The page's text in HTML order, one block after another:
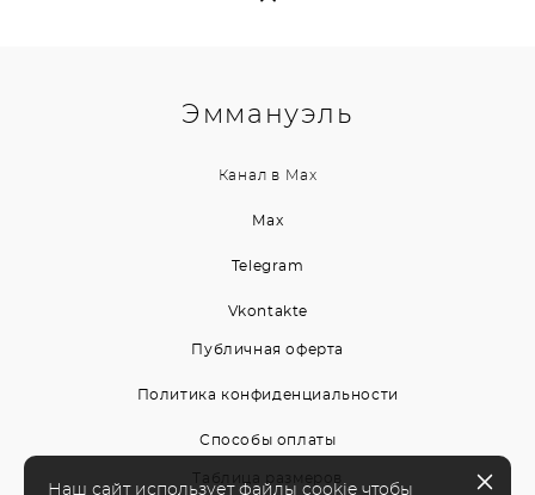
Эммануэль
Канал в Max
Max
Telegram
Vkontakte
Публичная оферта
Политика конфиденциальности
Способы оплаты
Таблица размеров
Наш сайт использует файлы cookie чтобы